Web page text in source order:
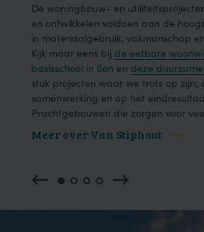
De woningbouw- en
en ontwikkelen voldoen aan de
in materiaalgebruik, vakmanschap
Kijk maar eens bij de eetbare
basisschool in Son en deze
stuk projecten waar we trots op zijn;
samenwerking en op het
Prachtgebouwen die zorgen voor
Meer over Van Stiphout